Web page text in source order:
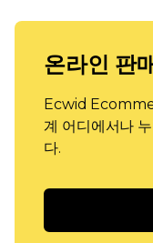
온라인 판
Ecwid
계 어디에서나
다.